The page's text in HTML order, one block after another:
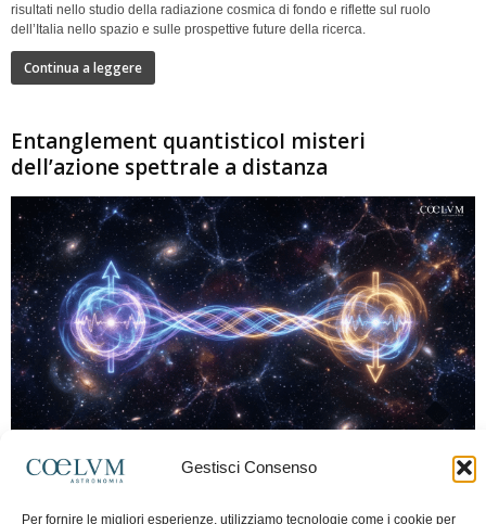
Gestisci Consenso
Per fornire le migliori esperienze, utilizziamo tecnologie come i cookie per
risultati nello studio della radiazione cosmica di fondo e riflette sul ruolo
dell’Italia nello spazio e sulle prospettive future della ricerca.
Continua a leggere
Entanglement quantisticoI misteri
dell’azione spettrale a distanza
Marco Lorrai - 15 Giugno 2026 0
moderna: due particelle possono mostrare correlazioni che sembrano ignorare